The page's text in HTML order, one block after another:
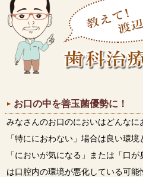
お口の中を善玉菌優勢に！
みなさんのお口のにおいはどんなに
「特ににおわない」場合は良い環境
「においが気になる」または「口
は口腔内の環境が悪化している可能